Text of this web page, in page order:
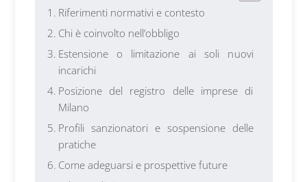
Riferimenti normativi e contesto
Chi è coinvolto nell’obbligo
Estensione o limitazione ai soli nuovi
incarichi
Posizione del registro delle imprese di
Milano
Profili sanzionatori e sospensione delle
pratiche
Come adeguarsi e prospettive future